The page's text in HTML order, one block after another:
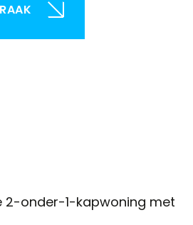
2-onder-1-kapwoning met